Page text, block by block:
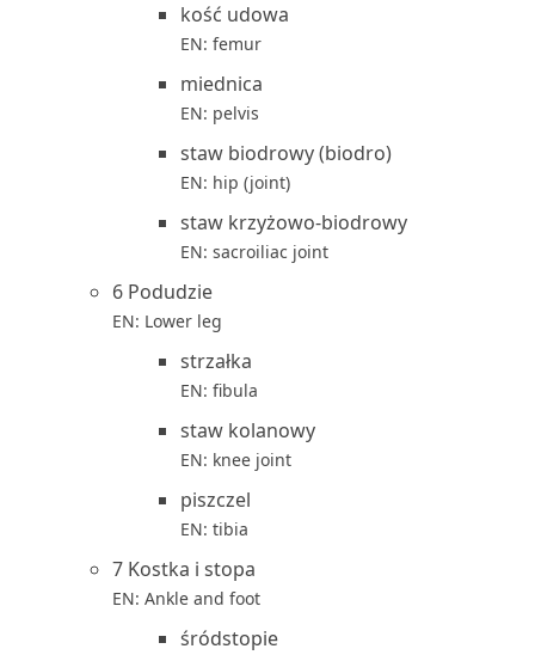
kość udowa
EN: femur
miednica
EN: pelvis
staw biodrowy (biodro)
EN: hip (joint)
staw krzyżowo-biodrowy
EN: sacroiliac joint
6 Podudzie
EN: Lower leg
strzałka
EN: fibula
staw kolanowy
EN: knee joint
piszczel
EN: tibia
7 Kostka i stopa
EN: Ankle and foot
śródstopie